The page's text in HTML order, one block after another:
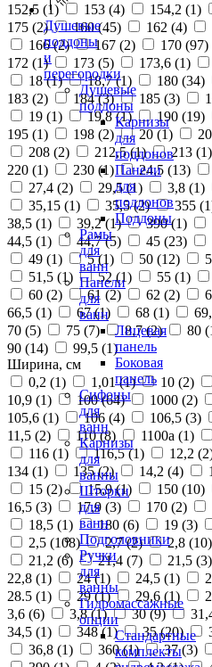
Душевые
поддоны
и
перегородки
Душевые
поддоны
Карнизы
для
поддонов
Панели
для
поддонов
Поддоны
Рамы
для
ванн
Панели
для
ванн
Лицевая
панель
Боковая
панель
Сифоны
для
ванн
Карнизы
для
ванны
Шторки
для
ванн
Подголовники
Ручки
для
ванны
Гидромассажные
опции
Стандартные
комплекты
152,5 (1) 153 (4) 154,2 (1)
175 (2) 160 (45) 162 (4)
166 (2) 167 (2) 170 (97)
172 (1) 173 (5) 173,6 (1)
18 (1) 18,7 (1) 180 (34)
183 (2) 184 (3) 185 (3)
19 (1) 19,8 (1) 190 (19)
195 (1) 198 (2) 20 (1)
208 (2) 212,5 (1) 213 (1)
220 (1) 230 (1) 24,5 (13)
27,4 (2) 29,5 (1) 3,8 (1)
35,15 (1) 35,5 (2) 355 (1
38,5 (1) 39,2 (1) 390 (1)
44,5 (1) 44,7 (5) 45 (23)
49 (1) 5 (1) 50 (12)
51,5 (1) 52 (1) 55 (1)
60 (2) 61 (2) 62 (2)
66,5 (1) 67 (1) 68 (1)
70 (5) 75 (7) 8,7 (2) 80 (
90 (14) 99,5 (1)
Ширина, см
0,2 (1) 1,01 (1) 10 (2)
10,9 (1) 100 (64) 1000 (2)
105,6 (1) 106 (4) 106,5 (3)
11,5 (2) 110 (8) 1100а (1)
116 (1) 116,5 (1) 12,2 (2
134 (1) 135 (2) 14,2 (4)
15 (2) 15,9 (1) 150 (10)
16,5 (3) 17,9 (3) 170 (2)
18,5 (1) 180 (6) 19 (3)
2,5 (108) 2,7 (2) 2,8 (10)
21,2 (6) 21,4 (7) 21,5 (3)
22,8 (1) 24 (1) 24,5 (1)
28.5 (1) 29 (1) 29,6 (1)
3,6 (6) 3,8 (1) 30 (9)
34,5 (1) 348 (1) 35 (20)
36,8 (1) 360 (1) 37 (3)